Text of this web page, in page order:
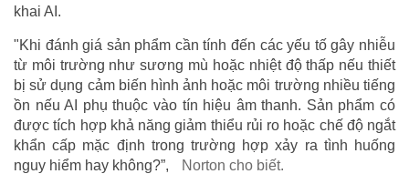
khai AI.
"Khi đánh giá sản phẩm cần tính đến các yếu tố gây nhiễu
từ môi trường như sương mù hoặc nhiệt độ thấp nếu thiết
bị sử dụng cảm biến hình ảnh hoặc môi trường nhiều tiếng
ồn nếu AI phụ thuộc vào tín hiệu âm thanh. Sản phẩm có
được tích hợp khả năng giảm thiểu rủi ro hoặc chế độ ngắt
khẩn cấp mặc định trong trường hợp xảy ra tình huống
nguy hiểm hay không?”,
Norton cho biết.